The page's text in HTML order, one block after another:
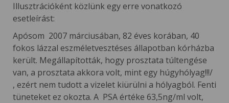
Illusztrációként közlünk egy erre vonatkozó
esetleírást:
Apósom 2007 márciusában, 82 éves korában, 40
fokos lázzal eszméletvesztéses állapotban kórházba
került. Megállapították, hogy prosztata túltengése
van, a prosztata akkora volt, mint egy húgyhólyag!!!/
, ezért nem tudott a vizelet kiürülni a hólyagból. Fenti
tüneteket ez okozta. A PSA értéke 63,5ng/ml volt,